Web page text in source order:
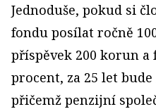
Jednoduše, pokud si
fondu posílat ročně
příspěvek 200 korun a
procent, za 25 let
přičemž penzijní